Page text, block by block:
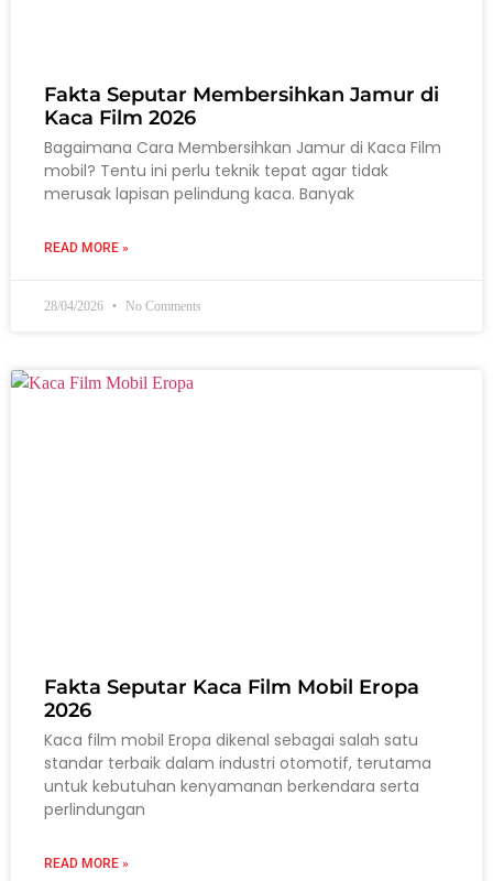
Fakta Seputar Membersihkan Jamur di
Kaca Film 2026
Bagaimana Cara Membersihkan Jamur di Kaca Film
mobil? Tentu ini perlu teknik tepat agar tidak
merusak lapisan pelindung kaca. Banyak
READ MORE »
28/04/2026 No Comments
Fakta Seputar Kaca Film Mobil Eropa
2026
Kaca film mobil Eropa dikenal sebagai salah satu
standar terbaik dalam industri otomotif, terutama
untuk kebutuhan kenyamanan berkendara serta
perlindungan
READ MORE »